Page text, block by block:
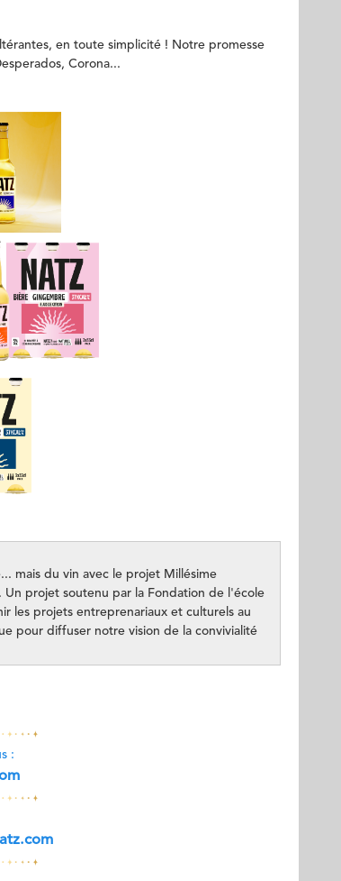
en toute simplicité ! Notre promesse
Corona...
mais du vin avec le projet Millésime
projet soutenu par la Fondation de l'école
les projets entreprenariaux et culturels au
pour diffuser notre vision de la convivialité
: